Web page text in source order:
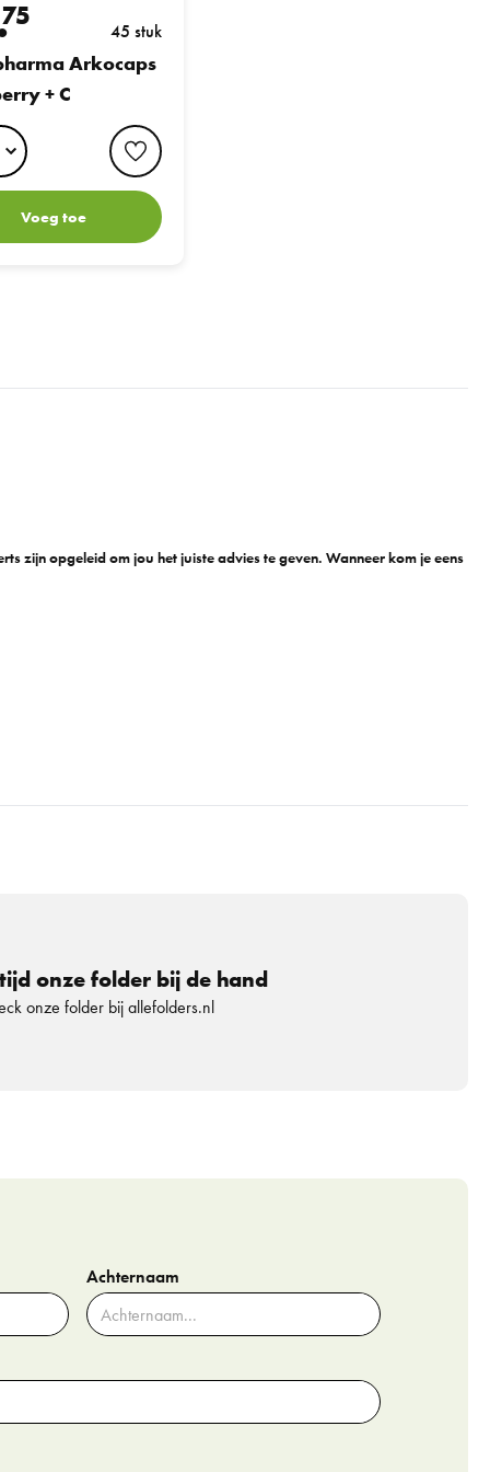
75 45 stuk
Arkocaps
+ C
favorite button
Voeg toe
zijn opgeleid om jou het juiste advies te geven. Wanneer kom je eens
onze folder bij de hand
onze folder bij allefolders.nl
Achternaam